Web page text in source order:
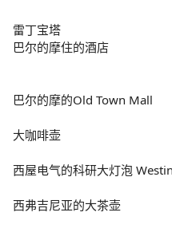
雷丁宝塔
巴尔的摩住的酒店
巴尔的摩的Old Town Mall
大咖啡壶
西屋电气的科研大灯泡
西弗吉尼亚的大茶壶